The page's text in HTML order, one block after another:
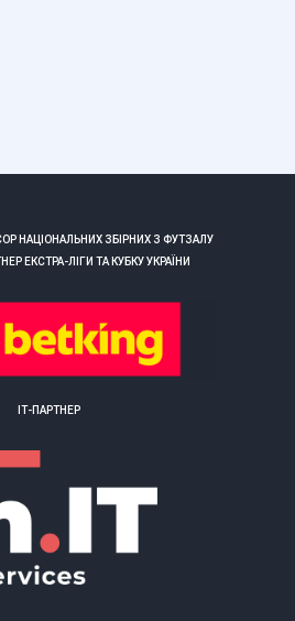
НАЦІОНАЛЬНИХ ЗБІРНИХ З ФУТЗАЛУ
ЕКСТРА-ЛІГИ ТА КУБКУ УКРАЇНИ
ІТ-ПАРТНЕР